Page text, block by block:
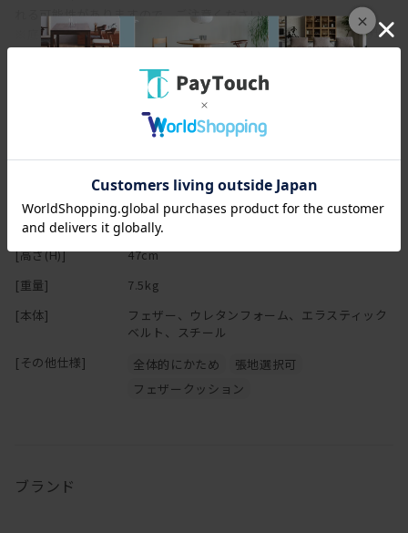
×
れる可能性がありますので、ご注意ください。
※底面には滑り止め用のシートが張られています。床でご使用の場
強い熱により、劣化するおそれがありますので、床暖房等の温度は
30℃以内でご使用ください。また、底面には熱がこもる可能性があ
り、設定温度以上の熱になりますので、長時間同じ場所に置かない
ようにご注意ください。
70cm
[奥行(D)]
47cm
[高さ(H)]
47cm
[重量]
7.5kg
[本体]
フェザー、ウレタンフォーム、エラスティック
ベルト、スチール
[その他仕様]
全体的にかため
張地選択可
フェザークッション
ブランド